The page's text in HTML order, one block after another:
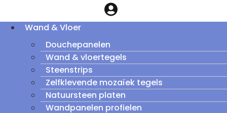
Wand & Vloer
Douchepanelen
Wand & vloertegels
Steenstrips
Zelfklevende mozaïek tegels
Natuursteen platen
Wandpanelen profielen